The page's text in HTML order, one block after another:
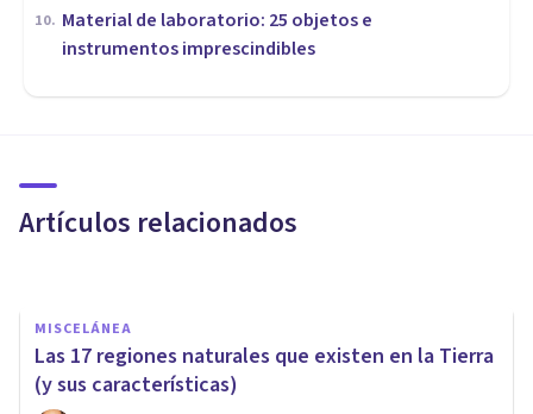
10. Material de laboratorio: 25 objetos e
instrumentos imprescindibles
Artículos relacionados
más de lo que solíamos pensar
MISCELÁNEA
Las 17 regiones naturales que existen en la Tierra
(y sus características)